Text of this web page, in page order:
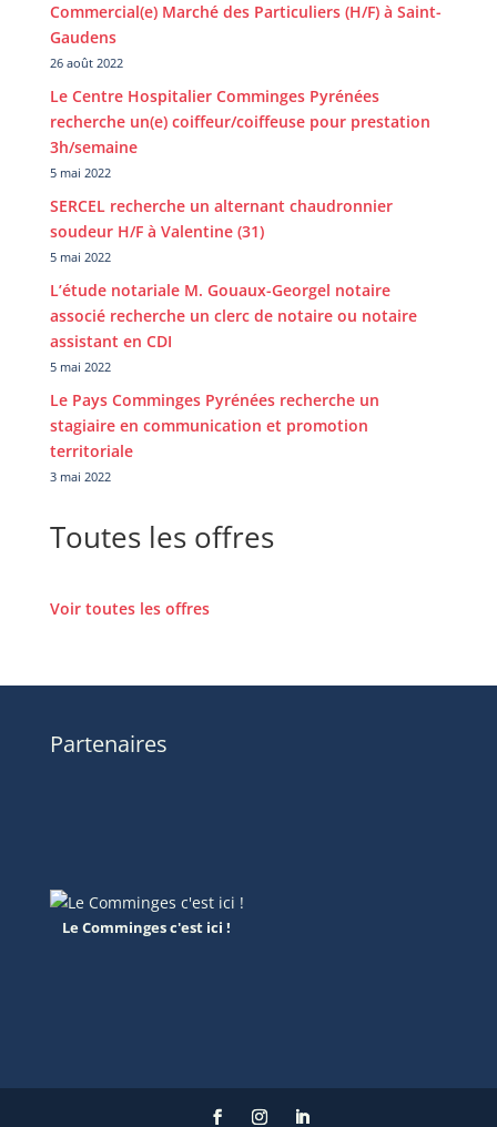
Commercial(e) Marché des Particuliers (H/F) à Saint-
Gaudens
26 août 2022
Le Centre Hospitalier Comminges Pyrénées
recherche un(e) coiffeur/coiffeuse pour prestation
3h/semaine
5 mai 2022
SERCEL recherche un alternant chaudronnier
soudeur H/F à Valentine (31)
5 mai 2022
L’étude notariale M. Gouaux-Georgel notaire
associé recherche un clerc de notaire ou notaire
assistant en CDI
5 mai 2022
Le Pays Comminges Pyrénées recherche un
stagiaire en communication et promotion
territoriale
3 mai 2022
Toutes les offres
Voir toutes les offres
Partenaires
Le Comminges c'est ici !